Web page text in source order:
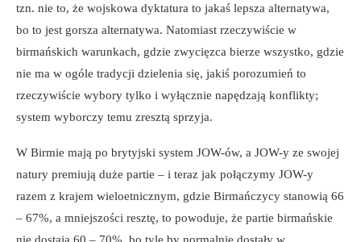
tzn. nie to, że wojskowa dyktatura to jakaś lepsza alternatywa,
bo to jest gorsza alternatywa. Natomiast rzeczywiście w
birmańskich warunkach, gdzie zwycięzca bierze wszystko, gdzie
nie ma w ogóle tradycji dzielenia się, jakiś porozumień to
rzeczywiście wybory tylko i wyłącznie napędzają konflikty;
system wyborczy temu zresztą sprzyja.
W Birmie mają po brytyjski system JOW-ów, a JOW-y ze swojej
natury premiują duże partie – i teraz jak połączymy JOW-y
razem z krajem wieloetnicznym, gdzie Birmańczycy stanowią 66
– 67%, a mniejszości resztę, to powoduje, że partie birmańskie